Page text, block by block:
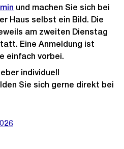
n
G
r
o
a
und machen Sie sich bei
Haus selbst ein Bild. Die
am zweiten Dienstag
Eine Anmeldung ist
einfach vorbei.
individuell
Sie sich gerne direkt bei